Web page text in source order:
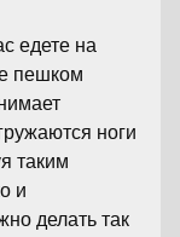
едете на
пешком
ноги
таким
и
делать так